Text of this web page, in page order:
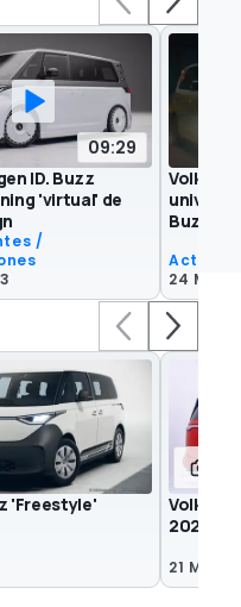
09:29
ID. Buzz
'virtual' de
/
universo
Buzz
24 May
'Freestyle'
2024
21 Mar